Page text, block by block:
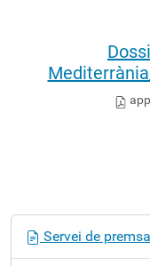
Servei de premsa